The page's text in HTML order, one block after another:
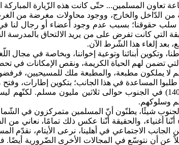
تعاون المسلمين... حتّى كانت هذه الزّيارة المباركة
من الدّاخل والخارج، ووجود محاولات مغرضة من
سلب حقوقنا؛ بسبب عدم وجود أعضاء أو رجال
التي كانت تفرض على من يريد الالتحاق بالمدرسة
بعد إلغاء هذا الشّرط الآن.
أبنائنا وتوعية إخواننا، وبخاصة في مجال
تضمن لهم الحياة الكريمة، ونقص الإمكانات في
لا يملكون مطبعة، والمطبعة ملك للمسيحيين،
طلبوا المساعدة في هذا الجانب؛ بتكوين إطارات،
نيجيريا ذات أغلبية مسلمة سكّانها حوالي مائه وأربعين مليون نسمة
وسلوكهم.
شيئًا، يطنّون أنّ المسلمين متمركزون في
أغنياء، والحقيقة أنّنا عكس ذلك تمامًا، نعاني
الجانب الاجتماعي في أهلينا، نرعى الأيتام،
فضلاً عن أن نتوسّع في المجالات الأخرى الضّرورية